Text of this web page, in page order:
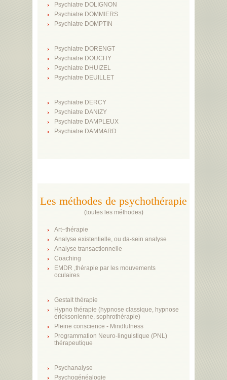
Psychiatre DOLIGNON
Psychiatre DOMMIERS
Psychiatre DOMPTIN
Psychiatre DORENGT
Psychiatre DOUCHY
Psychiatre DHUIZEL
Psychiatre DEUILLET
Psychiatre DERCY
Psychiatre DANIZY
Psychiatre DAMPLEUX
Psychiatre DAMMARD
Les méthodes de psychothérapie
(toutes les méthodes)
Art–thérapie
Analyse existentielle, ou da-sein analyse
Analyse transactionnelle
Coaching
EMDR ,thérapie par les mouvements
oculaires
Gestalt thérapie
Hypno thérapie (hypnose classique, hypnose
éricksonienne, sophrothérapie)
Pleine conscience - Mindfulness
Programmation Neuro-linguistique (PNL)
thérapeutique
Psychanalyse
Psychogénéalogie